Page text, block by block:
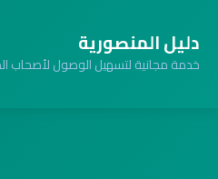
دليل المنصورية
خدمة مجانية لتسهيل الوصول لأصحاب